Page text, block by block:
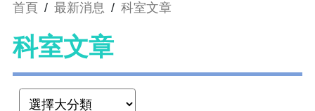
首頁 / 最新消息 / 科室文章
科室文章